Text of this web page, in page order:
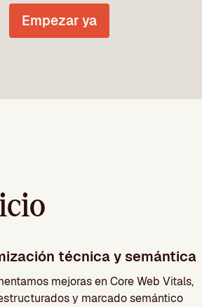
Empezar ya
técnica y semántica
mejoras en Core Web Vitals,
y marcado semántico